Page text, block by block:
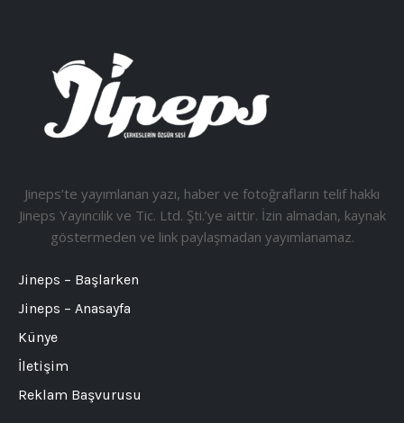
Jineps’te yayımlanan yazı, haber ve fotoğrafların telif hakkı
Jineps Yayıncılık ve Tic. Ltd. Şti.’ye aittir. İzin almadan, kaynak
göstermeden ve link paylaşmadan yayımlanamaz.
Jineps – Başlarken
Jineps – Anasayfa
Künye
İletişim
Reklam Başvurusu